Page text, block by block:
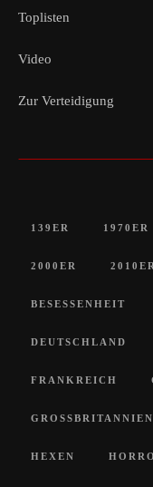
Toplisten
Video
Zur Verteidigung
139ER 1970ER
2000ER 2010ER
BESESSENHEIT
DEUTSCHLAND
FRANKREICH
GROSSBRITANNIEN
HEXEN